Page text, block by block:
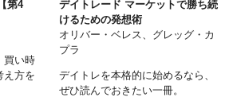
第4
買い時
え方を
デイトレード マーケットで勝ち続
けるための発想術
オリバー・ベレス、グレッグ・カ
プラ
デイトレを本格的に始めるなら、
ぜひ読んでおきたい一冊。